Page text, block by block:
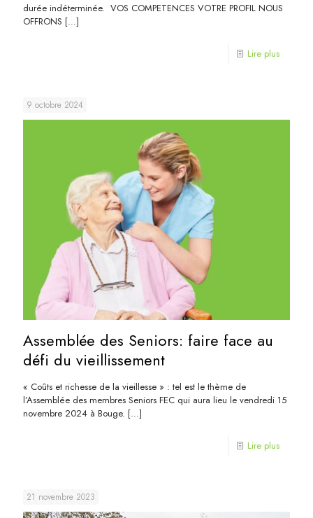
durée indéterminée. VOS COMPETENCES VOTRE PROFIL NOUS
OFFRONS […]
Lire plus
9 octobre 2024
Assemblée des Seniors: faire face au
défi du vieillissement
« Coûts et richesse de la vieillesse » : tel est le thème de
l’Assemblée des membres Seniors FEC qui aura lieu le vendredi 15
novembre 2024 à Bouge. […]
Lire plus
21 novembre 2023